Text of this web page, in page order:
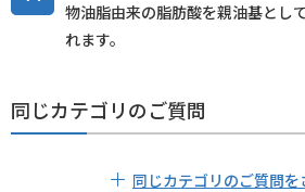
物油脂由来の脂肪酸を親油基とし
れます。
同じカテゴリのご質問
同じカテゴリのご質問を